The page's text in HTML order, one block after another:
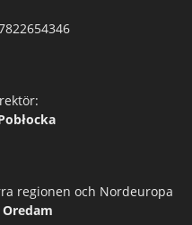
regionen och Nordeuropa